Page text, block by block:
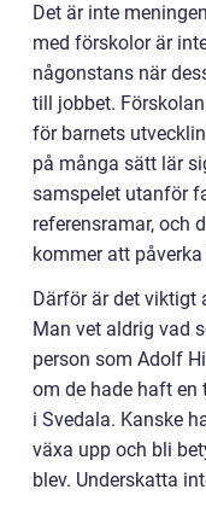
Det är inte
med förskolor är
någonstans när
till jobbet.
för barnets
på många sätt lär
samspelet utanför
referensramar, och
kommer att
Därför är det viktigt
Man vet aldrig vad
person som Adolf
om de hade haft
i Svedala. Kanske
växa upp och bli
blev. Underskatta